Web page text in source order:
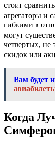
стоит
агрегаторы и
гибкими в
могут
четвертых‚ не
скидок или
Вам будет
Когда